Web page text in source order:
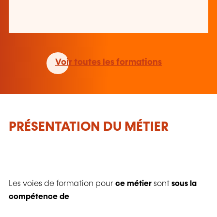
Voir toutes les formations
PRÉSENTATION DU MÉTIER
Les voies de formation pour ce métier sont sous la
compétence de